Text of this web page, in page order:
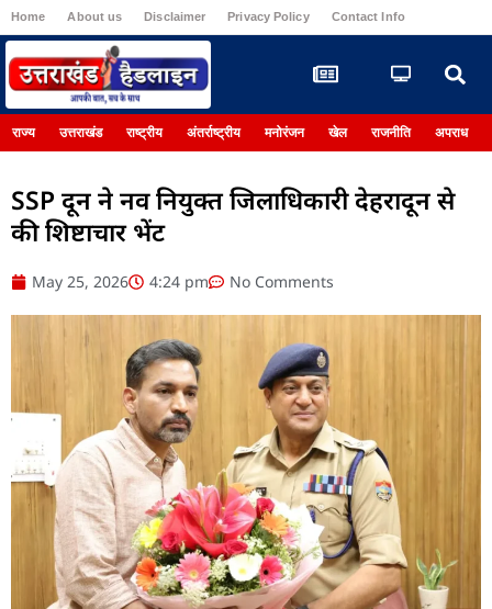
Home About us Disclaimer Privacy Policy Contact Info
राज्य उत्तराखंड राष्ट्रीय अंतर्राष्ट्रीय मनोरंजन खेल राजनीति अपराध
SSP दून ने नव नियुक्त जिलाधिकारी देहरादून से
की शिष्टाचार भेंट
May 25, 2026 4:24 pm No Comments